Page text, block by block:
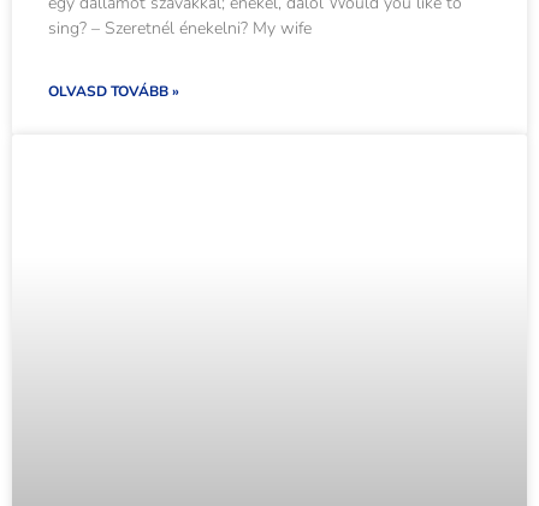
sing? – Szeretnél énekelni? My wife
OLVASD TOVÁBB »